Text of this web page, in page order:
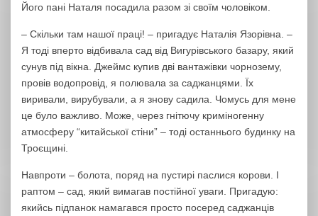
Його пані Наталя посадила разом зі своїм чоловіком.
– Скільки там нашої праці! – пригадує Наталія Язорівна. –
Я тоді вперто відбивала сад від Вигурівського базару, який
сунув під вікна. Джеймс купив дві вантажівки чорнозему,
провів водопровід, я полювала за саджанцями. Їх
виривали, вирубували, а я знову садила. Чомусь для мене
це було важливо. Може, через гнітючу криміногенну
атмосферу “китайської стіни” – тоді останнього будинку на
Троєщині.
Навпроти – болота, поряд на пустирі паслися корови. І
раптом – сад, який вимагав постійної уваги. Пригадую:
якийсь підпанок намагався просто посеред саджанців